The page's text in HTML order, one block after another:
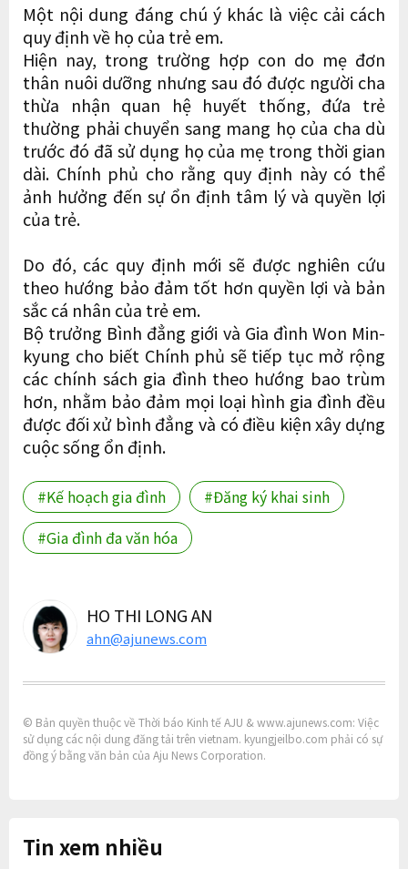
Một nội dung đáng chú ý khác là việc cải cách
quy định về họ của trẻ em.
Hiện nay, trong trường hợp con do mẹ đơn
thân nuôi dưỡng nhưng sau đó được người cha
thừa nhận quan hệ huyết thống, đứa trẻ
thường phải chuyển sang mang họ của cha dù
trước đó đã sử dụng họ của mẹ trong thời gian
dài. Chính phủ cho rằng quy định này có thể
ảnh hưởng đến sự ổn định tâm lý và quyền lợi
của trẻ.
Do đó, các quy định mới sẽ được nghiên cứu
theo hướng bảo đảm tốt hơn quyền lợi và bản
sắc cá nhân của trẻ em.
Bộ trưởng Bình đẳng giới và Gia đình Won Min-
kyung cho biết Chính phủ sẽ tiếp tục mở rộng
các chính sách gia đình theo hướng bao trùm
hơn, nhằm bảo đảm mọi loại hình gia đình đều
được đối xử bình đẳng và có điều kiện xây dựng
cuộc sống ổn định.
#Kế hoạch gia đình
#Đăng ký khai sinh
#Gia đình đa văn hóa
HO THI LONG AN
ahn@ajunews.com
© Bản quyền thuộc về Thời báo Kinh tế AJU & www.ajunews.com: Việc
sử dụng các nội dung đăng tải trên vietnam. kyungjeilbo.com phải có sự
đồng ý bằng văn bản của Aju News Corporation.
Tin xem nhiều